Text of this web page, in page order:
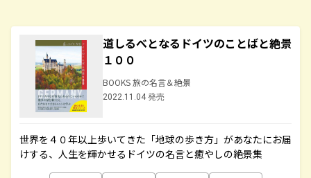
道しるべとなるドイツのことばと絶景
１００
BOOKS 旅の名言＆絶景
2022.11.04 発売
世界を４０年以上歩いてきた「地球の歩き方」があなたにお届
けする、人生を輝かせるドイツの名言と癒やしの絶景集